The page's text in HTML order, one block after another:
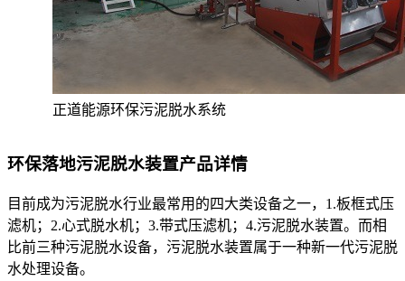
正道能源环保污泥脱水系统
环保落地污泥脱水装置产品详情
目前成为污泥脱水行业最常用的四大类设备之一，1.板框式压
滤机；2.心式脱水机；3.带式压滤机；4.污泥脱水装置。而相
比前三种污泥脱水设备，污泥脱水装置属于一种新一代污泥脱
水处理设备。